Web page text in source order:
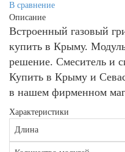
В сравнение
Описание
Встроенный газовый
купить в Крыму.
решение. Смеситель и
Купить в Крыму и
в нашем фирменном
Характеристики
Длина